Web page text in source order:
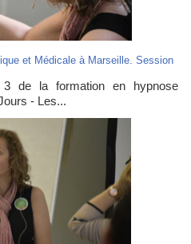
et Médicale à Marseille. Session
de la formation en hypnose
- Les...